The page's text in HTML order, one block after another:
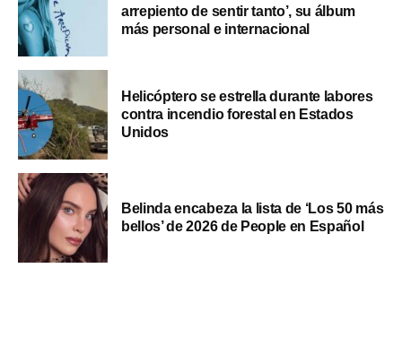
arrepiento de sentir tanto’, su álbum
más personal e internacional
Helicóptero se estrella durante labores
contra incendio forestal en Estados
Unidos
Belinda encabeza la lista de ‘Los 50 más
bellos’ de 2026 de People en Español